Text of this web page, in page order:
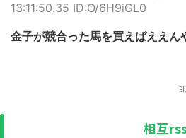
13:11:50.35 ID:O/6H9iGL0
金子が競合った馬を買えばええん
引
相互